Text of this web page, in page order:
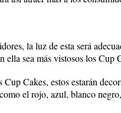
la luz de esta será
ella sea más vistosos los Cup
Cakes, estos estarán
el rojo, azul, blanco